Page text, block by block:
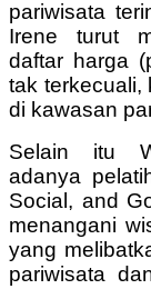
pariwisata
Irene turut
daftar harga
tak terkecuali,
di kawasan
Selain itu
adanya
Social, and
menangani
yang
pariwisata